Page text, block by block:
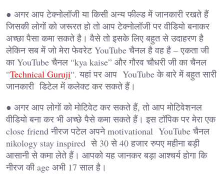
● अगर आप टेक्नोलॉजी या किसी अन्य फील्ड में जानकारी रखते हैं
जिसकी लोगों को जरूरत हो तो आप टेक्नोलॉजी पर वीडियो बनाकर
अच्छा पैसा कमा सकते है। वैसे तो इसके लिए बहुत से उदाहरण है
लेकिन सब में जो मेरा फेवरेट YouTube चैनल है वह है – एकता जी
का YouTube चैनल “kya kaise” और गौरव चौधरी जी का चैनल
“Technical Guruji“. यहां पर आप YouTube के बारे में बहुत सारी
जानकारी डिटेल में कलेक्ट कर सकते हैं।
● अगर आप लोगों को मोटिवेट कर सकते हैं, तो आप मोटिवेशनल
वीडियो बना कर भी अच्छे पैसे कमा सकते हैं। इस टॉपिक पर मेरा एक
close friend नीरज पटेल अपने motivational YouTube चैनल
nikology stay inspired से 30 से 40 हजार रुपए महीना बड़ी
आसानी से कमा लेते हैं। आपको यह जानकर बड़ा आश्चर्य होगा कि
नीरज की age अभी 17 साल है।